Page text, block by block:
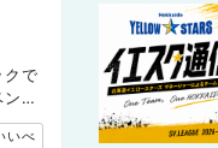
クで
ト
いべ